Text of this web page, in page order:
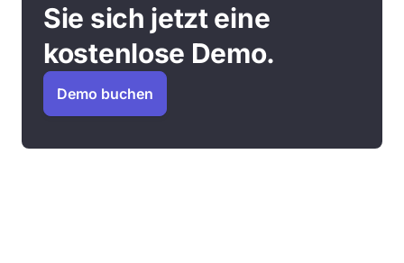
Sie sich jetzt eine
kostenlose Demo.
Demo buchen